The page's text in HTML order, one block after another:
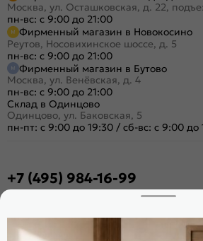
Москва, ул. Осташковская, д. 22,
пн-вс: с 9:00 до 21:00
Фирменный магазин в Новокосино
Реутов, Носовихинское шоссе, д. 5
пн-вс: с 9:00 до 21:00
Фирменный магазин в Бутово
Москва, ул. Венёвская, д. 4
пн-вс: с 9:00 до 21:00
Склад в Одинцово
Одинцово, ул. Баковская, 5
пн-пт: с 9:00 до 19:30 / сб-вс: с 9:00 до
+7 (495) 984-16-99